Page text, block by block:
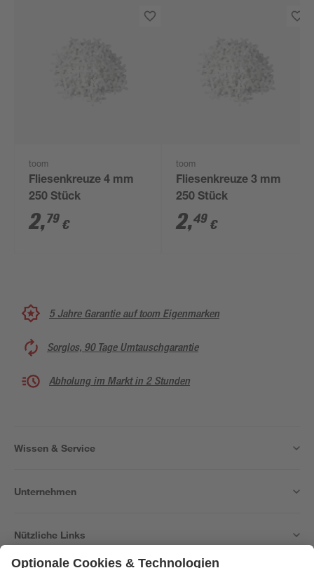
toom
Fliesenkreuze 4 mm
250 Stück
2,79 €
toom
Fliesenkreuze 3 mm
250 Stück
2,49 €
5 Jahre Garantie auf toom Eigenmarken
Sorglos, 90 Tage Umtauschgarantie
Abholung im Markt in 2 Stunden
Wissen & Service
Unternehmen
Nützliche Links